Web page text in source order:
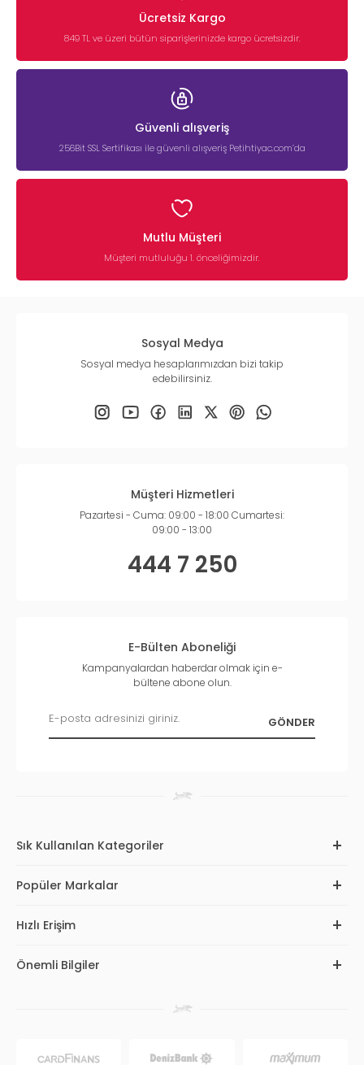
Ücretsiz Kargo
849 TL ve üzeri bütün siparişlerinizde kargo ücretsizdir.
Güvenli alışveriş
256Bit SSL Sertifikası ile güvenli alışveriş Petihtiyac.com’da
Mutlu Müşteri
Müşteri mutluluğu 1. önceliğimizdir.
Sosyal Medya
Sosyal medya hesaplarımızdan bizi takip
edebilirsiniz.
Müşteri Hizmetleri
Pazartesi - Cuma: 09:00 - 18:00 Cumartesi:
09:00 - 13:00
444 7 250
E-Bülten Aboneliği
Kampanyalardan haberdar olmak için e-
bültene abone olun.
Sık Kullanılan Kategoriler
Popüler Markalar
Hızlı Erişim
Önemli Bilgiler